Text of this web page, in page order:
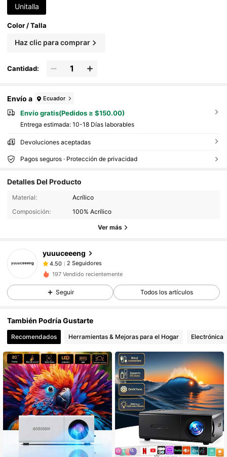
Unitalla
Color / Talla
Haz clic para comprar
Cantidad:
Envío a Ecuador
Envío gratis(Pedidos ≥ $150.00)
Entrega estimada: 10-18 Días laborables
Devoluciones aceptadas
Pagos seguros · Protección de privacidad
Detalles Del Producto
Material:
Acrílico
Composición:
100% Acrílico
Ver más
yuuuceeeng
4.50
2 Seguidores
t***5 seguidoHace 1 día
4.50
2 Seguidores
197 Vendido recientemente
Seguir Todos los artículos
También Podría Gustarte
Recomendados Herramientas & Mejoras para el Hogar Electrónica